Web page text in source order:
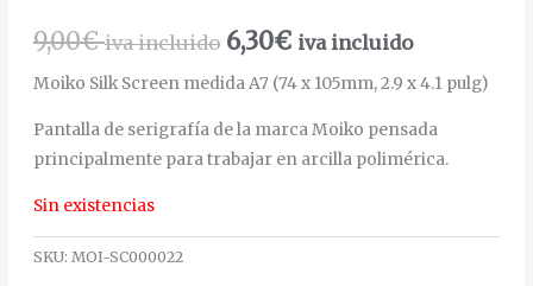
9,00€ iva incluido 6,30€ iva incluido
Moiko Silk Screen medida A7 (74 x 105mm, 2.9 x 4.1 pulg)
Pantalla de serigrafía de la marca Moiko pensada
principalmente para trabajar en arcilla polimérica.
Sin existencias
SKU: MOI-SC000022